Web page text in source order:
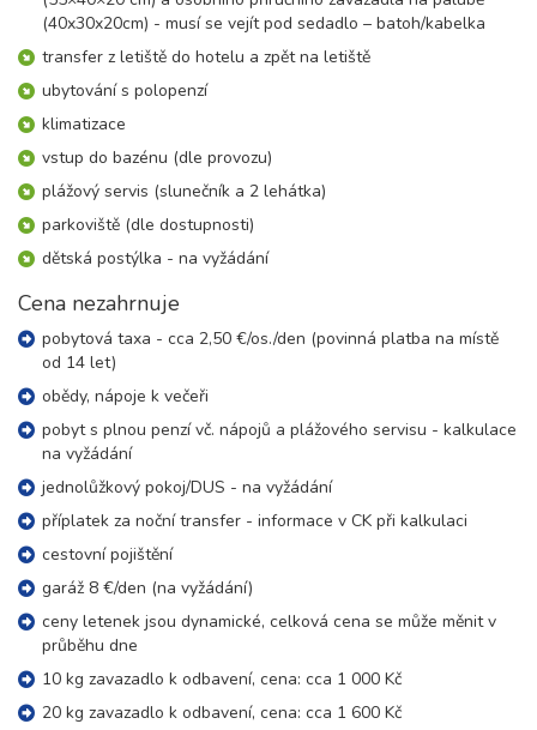
(40x30x20cm) - musí se vejít pod sedadlo – batoh/kabelka
transfer z letiště do hotelu a zpět na letiště
ubytování s polopenzí
klimatizace
vstup do bazénu (dle provozu)
plážový servis (slunečník a 2 lehátka)
parkoviště (dle dostupnosti)
dětská postýlka - na vyžádání
Cena nezahrnuje
pobytová taxa - cca 2,50 €/os./den (povinná platba na místě
od 14 let)
obědy, nápoje k večeři
pobyt s plnou penzí vč. nápojů a plážového servisu - kalkulace
na vyžádání
jednolůžkový pokoj/DUS - na vyžádání
příplatek za noční transfer - informace v CK při kalkulaci
cestovní pojištění
garáž 8 €/den (na vyžádání)
ceny letenek jsou dynamické, celková cena se může měnit v
průběhu dne
10 kg zavazadlo k odbavení, cena: cca 1 000 Kč
20 kg zavazadlo k odbavení, cena: cca 1 600 Kč